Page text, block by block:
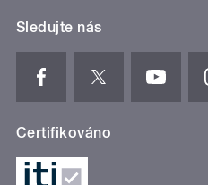
Sledujte nás
Certifikováno